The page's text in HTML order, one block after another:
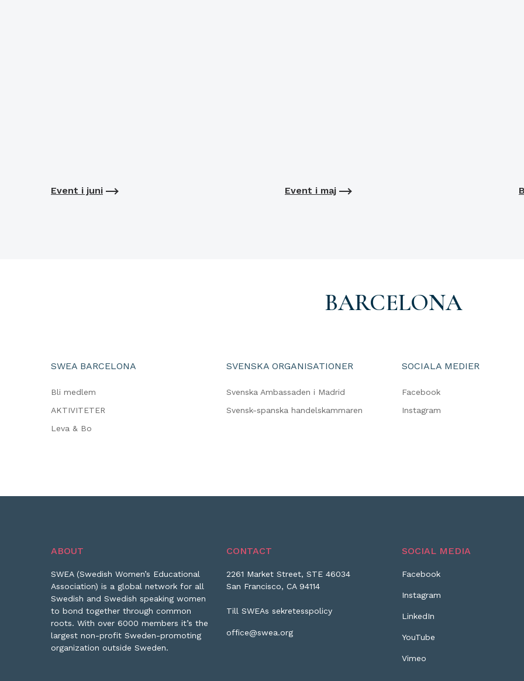
Event i juni Event i maj
BARCELONA
SWEA BARCELONA
Bli medlem
AKTIVITETER
Leva & Bo
SVENSKA ORGANISATIONER
Svenska Ambassaden i Madrid
Svensk-spanska handelskammaren
SOCIALA MEDIER
Facebook
Instagram
ABOUT
SWEA (Swedish Women’s Educational
Association) is a global network for all
Swedish and Swedish speaking women
to bond together through common
roots. With over 6000 members it’s the
largest non-profit Sweden-promoting
organization outside Sweden.
CONTACT
2261 Market Street, STE 46034
San Francisco, CA 94114
Till SWEAs sekretesspolicy
office@swea.org
SOCIAL MEDIA
Facebook
Instagram
LinkedIn
YouTube
Vimeo